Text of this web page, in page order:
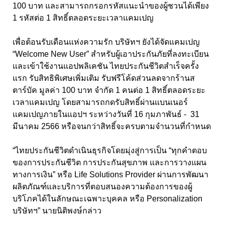
100 บาท และสามารถกรอกรหัสแนะนำของผู้ชวนได้เพียง
1 รหัสต่อ 1 สิทธิ์ตลอดระยะเวลาแคมเปญ
เพื่อต้อนรับเดือนแห่งความรัก บริษัทฯ ยังได้จัดแคมเปญ
“Welcome New User” สำหรับผู้เอาประกันภัยที่ลงทะเบียน
และเข้าใช้งานแอปพลิเคชัน ไทยประกันชีวิตสำเร็จครั้ง
แรก รับสิทธิพิเศษเพิ่มเติม รับฟรีโค้ดส่วนลดจากร้านส
ตาร์บัค มูลค่า 100 บาท จำกัด 1 คนต่อ 1 สิทธิ์ตลอดระยะ
เวลาแคมเปญ โดยสามารถกดรับสิทธิ์ผ่านแบนเนอร์
แคมเปญภายในแอปฯ ระหว่างวันที่ 16 กุมภาพันธ์ - 31
มีนาคม 2566 หรือจนกว่าสิทธิ์จะครบตามจำนวนที่กำหนด
“ไทยประกันชีวิตดำเนินธุรกิจโดยมุ่งสู่การเป็น “ทุกคำตอบ
ของการประกันชีวิต การประกันสุขภาพ และการวางแผน
ทางการเงิน” หรือ Life Solutions Provider ผ่านการพัฒนา
ผลิตภัณฑ์และบริการที่ตอบสนองความต้องการของผู้
บริโภคได้ในลักษณะเฉพาะบุคคล หรือ Personalization
บริษัทฯ” นายนิติพงษ์กล่าว